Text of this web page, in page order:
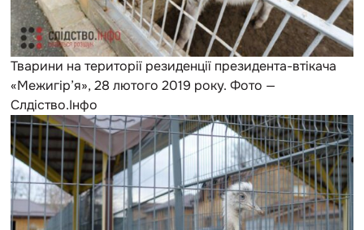
Тварини на території резиденції президента-втікача
«Межигір’я», 28 лютого 2019 року. Фото —
Слдіство.Інфо